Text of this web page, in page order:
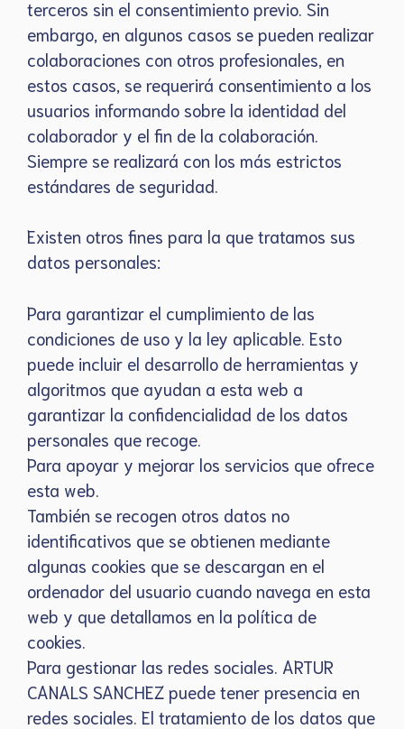
terceros sin el consentimiento previo. Sin
embargo, en algunos casos se pueden realizar
colaboraciones con otros profesionales, en
estos casos, se requerirá consentimiento a los
usuarios informando sobre la identidad del
colaborador y el fin de la colaboración.
Siempre se realizará con los más estrictos
estándares de seguridad.
Existen otros fines para la que tratamos sus
datos personales:
Para garantizar el cumplimiento de las
condiciones de uso y la ley aplicable. Esto
puede incluir el desarrollo de herramientas y
algoritmos que ayudan a esta web a
garantizar la confidencialidad de los datos
personales que recoge.
Para apoyar y mejorar los servicios que ofrece
esta web.
También se recogen otros datos no
identificativos que se obtienen mediante
algunas cookies que se descargan en el
ordenador del usuario cuando navega en esta
web y que detallamos en la política de
cookies.
Para gestionar las redes sociales. ARTUR
CANALS SANCHEZ puede tener presencia en
redes sociales. El tratamiento de los datos que